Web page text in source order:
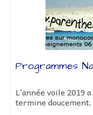
Programmes
L’année voile 2019
termine doucement.